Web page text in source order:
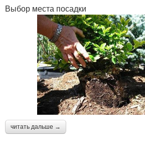
Выбор места посадки
читать дальше →